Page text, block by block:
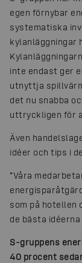
egen förnybar
systematiska
kylanläggningar
inte endast ger
utnyttja
det nu snabba
uttryckligen för
Även
idéer och tips i
”Våra
som på hotellen
de bästa
S-gruppens
40 procent